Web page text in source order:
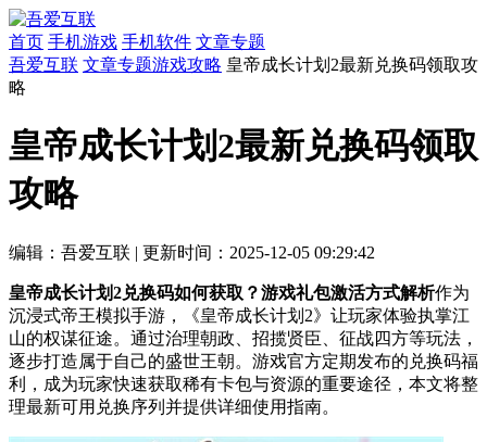
首页 手机游戏 手机软件 文章专题
吾爱互联 文章专题游戏攻略 皇帝成长计划2最新兑换码领取攻
略
皇帝成长计划2最新兑换码领取
攻略
编辑：吾爱互联 | 更新时间：2025-12-05 09:29:42
皇帝成长计划2兑换码如何获取？游戏礼包激活方式解析作为
沉浸式帝王模拟手游，《皇帝成长计划2》让玩家体验执掌江
山的权谋征途。通过治理朝政、招揽贤臣、征战四方等玩法，
逐步打造属于自己的盛世王朝。游戏官方定期发布的兑换码福
利，成为玩家快速获取稀有卡包与资源的重要途径，本文将整
理最新可用兑换序列并提供详细使用指南。